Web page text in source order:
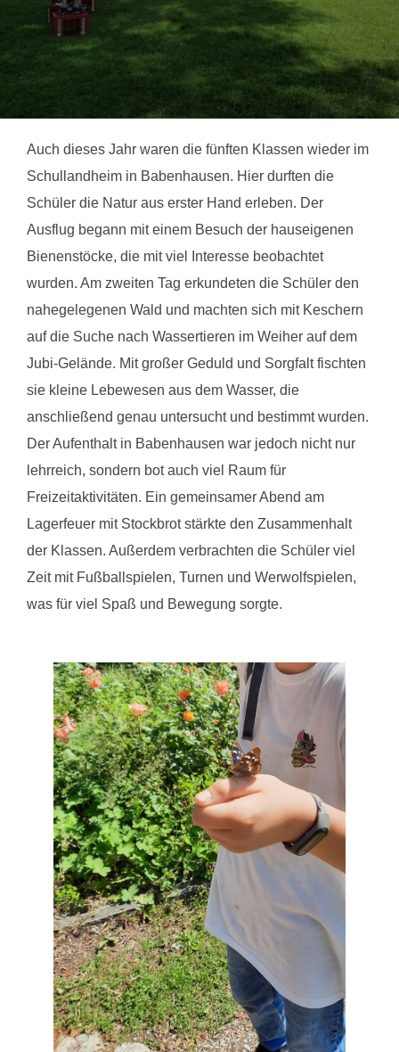
Auch dieses Jahr waren die fünften Klassen wieder im
Schullandheim in Babenhausen. Hier durften die
Schüler die Natur aus erster Hand erleben. Der
Ausflug begann mit einem Besuch der hauseigenen
Bienenstöcke, die mit viel Interesse beobachtet
wurden. Am zweiten Tag erkundeten die Schüler den
nahegelegenen Wald und machten sich mit Keschern
auf die Suche nach Wassertieren im Weiher auf dem
Jubi-Gelände. Mit großer Geduld und Sorgfalt fischten
sie kleine Lebewesen aus dem Wasser, die
anschließend genau untersucht und bestimmt wurden.
Der Aufenthalt in Babenhausen war jedoch nicht nur
lehrreich, sondern bot auch viel Raum für
Freizeitaktivitäten. Ein gemeinsamer Abend am
Lagerfeuer mit Stockbrot stärkte den Zusammenhalt
der Klassen. Außerdem verbrachten die Schüler viel
Zeit mit Fußballspielen, Turnen und Werwolfspielen,
was für viel Spaß und Bewegung sorgte.